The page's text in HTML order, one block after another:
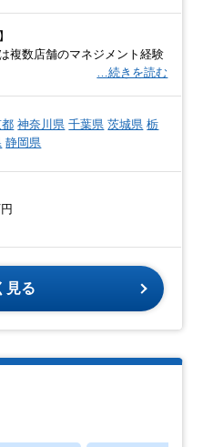
複数店舗のマネジメント経験
…続きを読む
神奈川県 千葉県 茨城県 栃
静岡県
見る